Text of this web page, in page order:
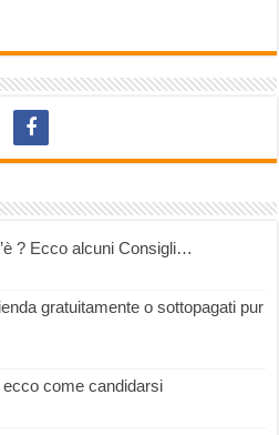
? Ecco alcuni Consigli…
gratuitamente o sottopagati pur
come candidarsi